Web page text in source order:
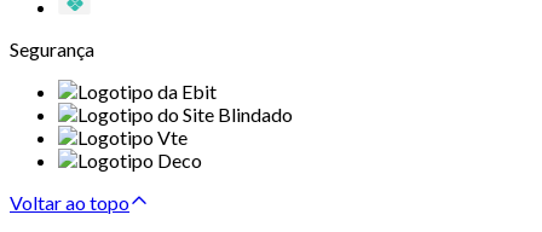
Segurança
Voltar ao topo